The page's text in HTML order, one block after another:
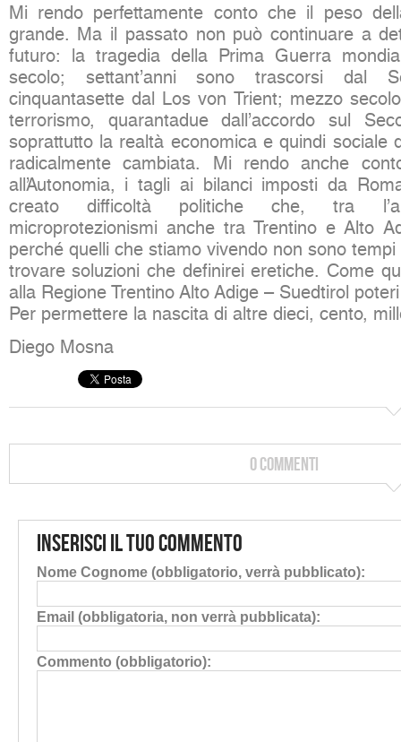
Mi rendo perfettamente conto che il peso
grande. Ma il passato non può continuare a
futuro: la tragedia della Prima Guerra
secolo; settant’anni sono trascorsi dal
cinquantasette dal Los von Trient; mezzo
terrorismo, quarantadue dall’accordo sul
soprattutto la realtà economica e quindi sociale
radicalmente cambiata. Mi rendo anche
all’Autonomia, i tagli ai bilanci imposti da
creato difficoltà politiche che, tra
microprotezionismi anche tra Trentino e Alto
perché quelli che stiamo vivendo non sono
trovare soluzioni che definirei eretiche. Come
alla Regione Trentino Alto Adige – Suedtirol
Per permettere la nascita di altre dieci, cento,
Diego Mosna
0 Commenti
Inserisci il tuo commento
Nome Cognome (obbligatorio, verrà pubblicato):
Email (obbligatoria, non verrà pubblicata):
Commento (obbligatorio):